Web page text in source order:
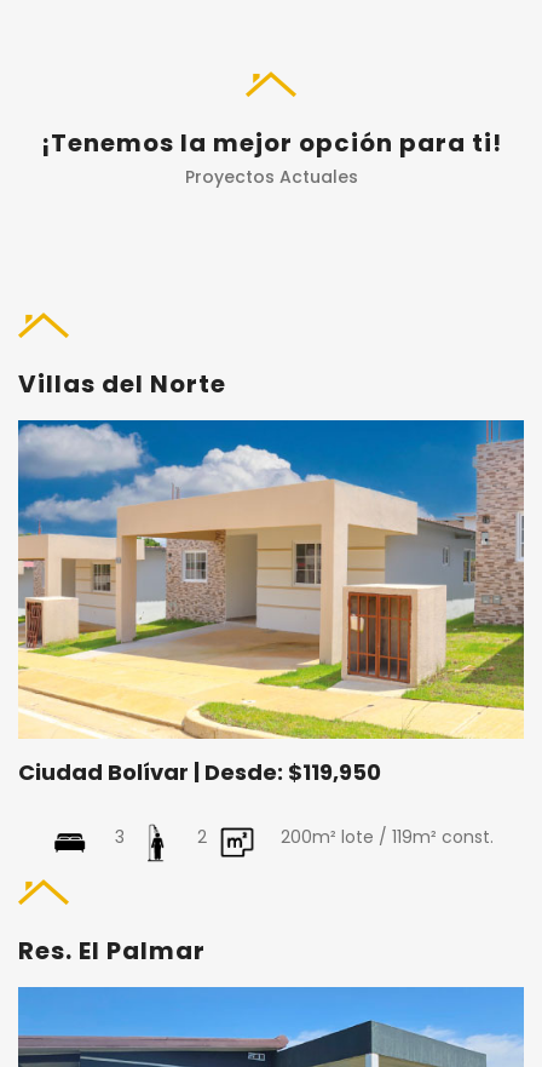
¡Tenemos la mejor opción para ti!
Proyectos Actuales
Villas del Norte
Ciudad Bolívar | Desde: $119,950
3 2 200m² lote / 119m² const.
Res. El Palmar